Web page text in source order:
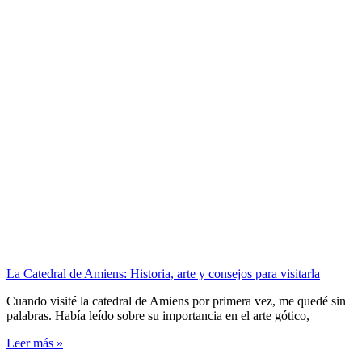
La Catedral de Amiens: Historia, arte y consejos para visitarla
Cuando visité la catedral de Amiens por primera vez, me quedé sin
palabras. Había leído sobre su importancia en el arte gótico,
Leer más »